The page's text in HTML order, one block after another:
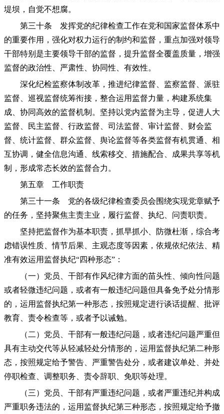
堤坝，自觉不想腐。
第三十条 发挥党的纪律检查工作在党和国家监督体系中
的重要作用，强化对权力运行的制约和监督，重点加强对领导
干部特别是主要领导干部的监督，提升监督全覆盖质量，增强
监督的政治性、严肃性、协同性、有效性。
深化纪检监察体制改革，推进纪律监督、监察监督、派驻
监督、巡视监督统筹衔接，整合运用监督力量，构建系统集
成、协同高效的监督机制。坚持以党内监督为主导，促进人大
监督、民主监督、行政监督、司法监督、审计监督、财会监
督、统计监督、群众监督、舆论监督等各类监督有机贯通、相
互协调，健全信息沟通、线索移交、措施配合、成果共享等机
制，形成常态长效的监督合力。
第五章 工作职责
第三十一条 党的各级纪律检查委员会围绕实现党章赋予
的任务，坚持聚焦主责主业，履行监督、执纪、问责职责。
坚持把监督作为基本职责，抓早抓小、防微杜渐，综合考
虑错误性质、情节后果、主观态度等因素，依规依纪依法、精
准有效运用监督执纪“四种形态”：
（一）党员、干部有作风纪律方面的苗头性、倾向性问题
或者轻微违纪问题，或者有一般违纪问题但具备免予处分情形
的，运用监督执纪第一种形态，按照规定进行谈话提醒、批评
教育、责令检查等，或者予以诫勉。
（二）党员、干部有一般违纪问题，或者违纪问题严重但
具有主动交代等从轻减轻处分情形的，运用监督执纪第二种形
态，按照规定给予警告、严重警告处分，或者建议单处、并处
停职检查、调整职务、责令辞职、免职等处理。
（三）党员、干部有严重违纪问题，或者严重违纪并构成
严重职务违法的，运用监督执纪第三种形态，按照规定给予撤